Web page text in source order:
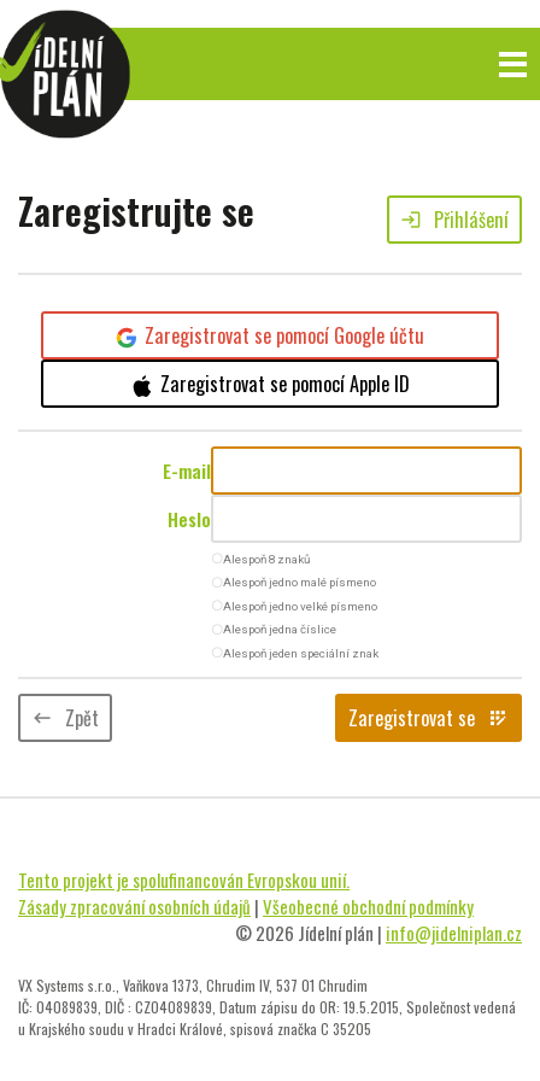
Zaregistrujte se login Přihlášení
Zaregistrovat se pomocí Google účtu
Zaregistrovat se pomocí Apple ID
E-mail
Heslo
radio_button_uncheckedAlespoň 8 znaků
radio_button_uncheckedAlespoň jedno malé písmeno
radio_button_uncheckedAlespoň jedno velké písmeno
radio_button_uncheckedAlespoň jedna číslice
radio_button_uncheckedAlespoň jeden speciální znak
keyboard_backspace Zpět Zaregistrovat se app_registration
Tento projekt je spolufinancován Evropskou unií.
Zásady zpracování osobních údajů |Všeobecné obchodní podmínky
© 2026 Jídelní plán | info@jidelniplan.cz
VX Systems s.r.o., Vaňkova 1373, Chrudim IV, 537 01 Chrudim
IČ: 04089839, DIČ : CZ04089839, Datum zápisu do OR: 19.5.2015, Společnost vedená
u Krajského soudu v Hradci Králové, spisová značka C 35205